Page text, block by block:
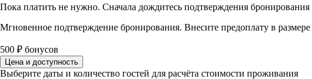
Пока платить не нужно. Сначала дождитесь подтверждения бронирования
Мгновенное подтверждение бронирования. Внесите предоплату в размере
500 ₽ бонусов
Цена и доступность
Выберите даты и количество гостей для расчёта стоимости проживания